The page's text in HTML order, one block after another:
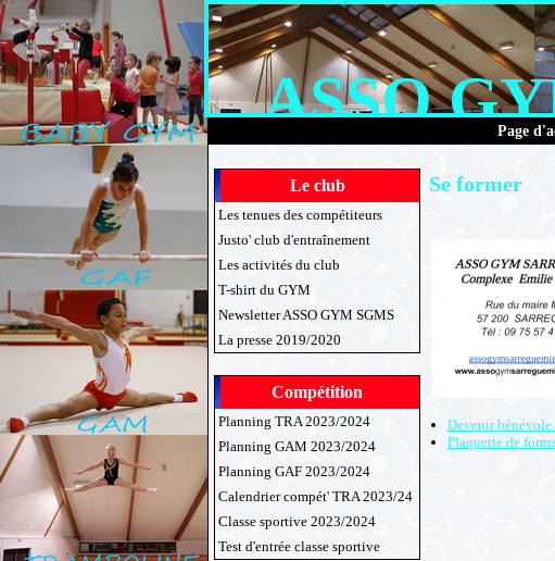
ASSO Page
Le club
Les tenues des compétiteurs
Justo' club d'entraînement
Les activités du club
T-shirt du GYM
Newsletter ASSO GYM SGMS
La presse 2019/2020
Compétition
Planning TRA 2023/2024
Planning GAM 2023/2024
Planning GAF 2023/2024
Calendrier compét' TRA 2023/24
Classe sportive 2023/2024
Test d'entrée classe sportive
Se former
Devenir bénévole
Plaquette de